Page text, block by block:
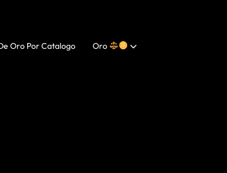
Oro Por Catalogo Oro